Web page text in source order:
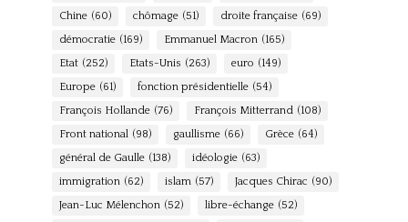
Chine (60) chômage (51) droite française (69)
démocratie (169) Emmanuel Macron (165)
Etat (252) Etats-Unis (263) euro (149)
Europe (61) fonction présidentielle (54)
François Hollande (76) François Mitterrand (108)
Front national (98) gaullisme (66) Grèce (64)
général de Gaulle (138) idéologie (63)
immigration (62) islam (57) Jacques Chirac (90)
Jean-Luc Mélenchon (52) libre-échange (52)